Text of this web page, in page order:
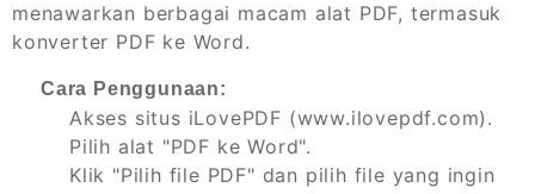
menawarkan berbagai macam alat PDF, termasuk
konverter PDF ke Word.
Cara Penggunaan:
Akses situs iLovePDF (www.ilovepdf.com).
Pilih alat "PDF ke Word".
Klik "Pilih file PDF" dan pilih file yang ingin